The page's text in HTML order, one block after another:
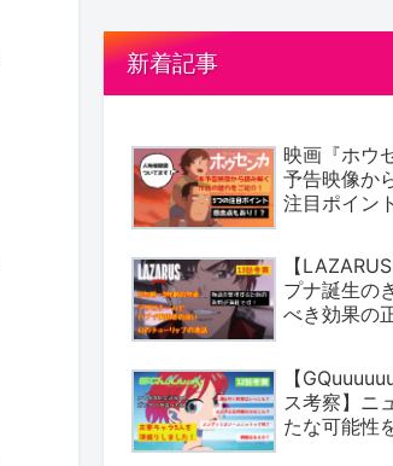
新着記事
映画『ホウ
予告映像か
注目ポイント
【
プナ誕生の
べき効果の
【
ス考察】ニ
たな可能性